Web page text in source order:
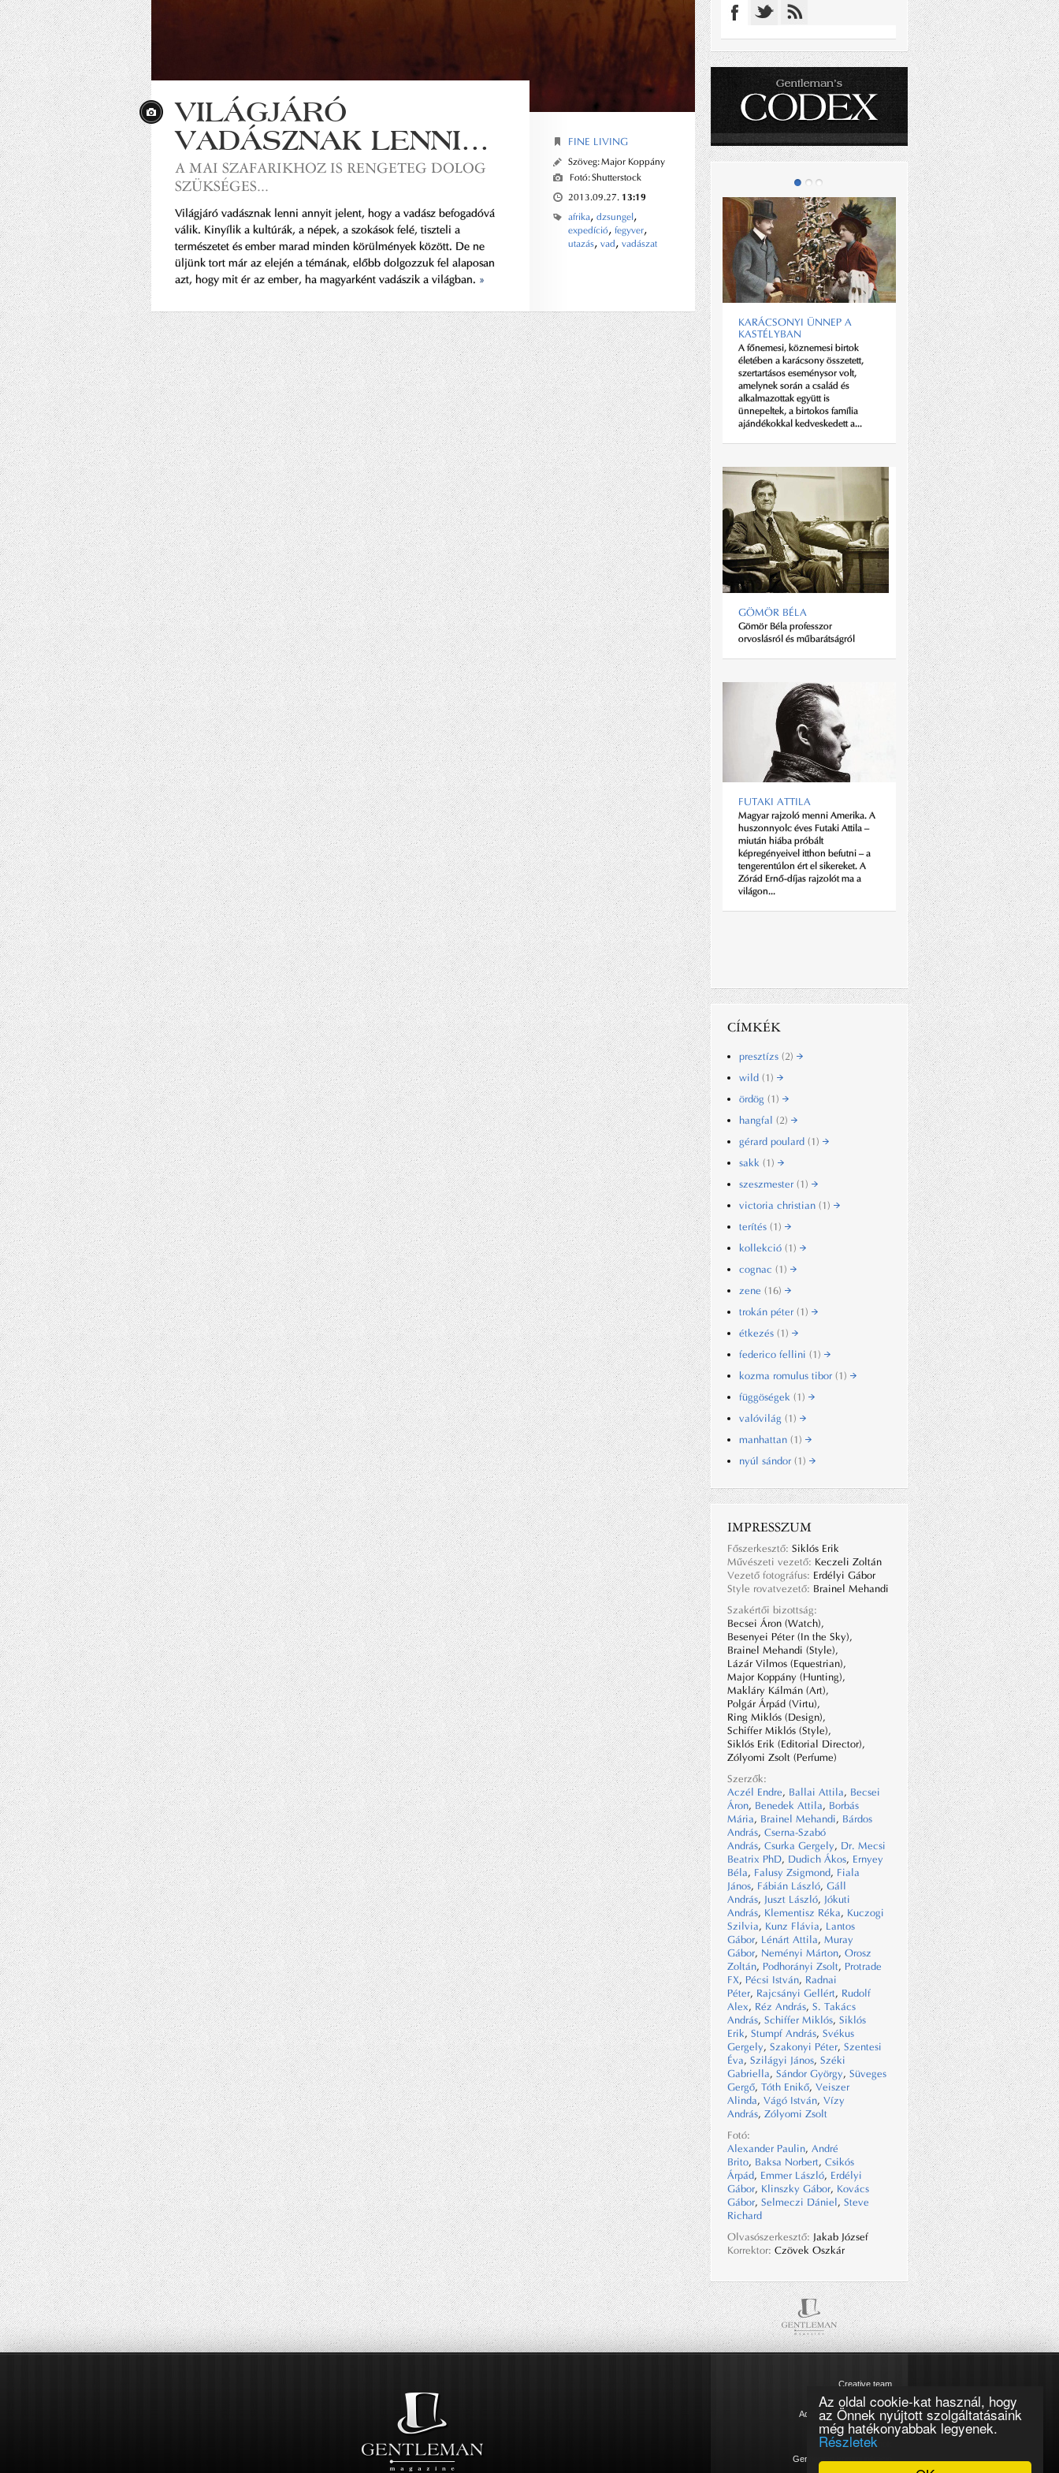
Az oldal cookie-kat használ, hogy
az Önnek nyújtott szolgáltatásaink
még hatékonyabbak legyenek.
Részletek
VILÁGJÁRÓ
VADÁSZNAK LENNI...
A MAI SZAFARIKHOZ IS RENGETEG DOLOG
SZÜKSÉGES...
Világjáró vadásznak lenni annyit jelent, hogy a vadász befogadóvá
válik. Kinyílik a kultúrák, a népek, a szokások felé, tiszteli a
természetet és ember marad minden körülmények között. De ne
üljünk tort már az elején a témának, előbb dolgozzuk fel alaposan
azt, hogy mit ér az ember, ha magyarként vadászik a világban. »
FINE LIVING
Szöveg:Major Koppány
Fotó:Shutterstock
2013.09.27. 13:19
afrika, dzsungel ,
expedíció, fegyver,
utazás, vad , vadászat
KARÁCSONYI ÜNNEP A
KASTÉLYBAN
A főnemesi, köznemesi birtok
életében a karácsony összetett,
szertartásos eseménysor volt,
amelynek során a család és
alkalmazottak együtt is
ünnepeltek, a birtokos família
ajándékokkal kedveskedett a...
GÖMÖR BÉLA
Gömör Béla professzor
orvoslásról és műbarátságról
FUTAKI ATTILA
Magyar rajzoló menni Amerika. A
huszonnyolc éves Futaki Attila –
miután hiába próbált
képregényeivel itthon befutni – a
tengerentúlon ért el sikereket. A
Zórád Ernő-díjas rajzolót ma a
világon...
TELJESSÉG IGÉNYÉVEL
A bölcsek szerint a tökéletesség
nem létezik, mégis törekedni kell
rá. Ezzel nagyjából le is írtuk a
svájci Breitling óragyár filozófiáját.
Technológiai forradalmárként
kezdték, mára pedig a név, a...
CARDIFFI FIÚ, SKÓT
GYÖKEREKKEL
Minőség és bizalom; közel
egyórás beszélgetésünk során ezt
a két szót mondta magyarul Nigel
Jones, a legnagyobb nem állami
tulajdonú magyarországi
munkáltató, a Tesco első embere.
A huszonkétezer főt...
STAN AHUJA
Közel 60 órányi szabás, illesztés,
igazítás, rögzítés és vasalás után
az élettelen szövetből megszületik
valami, amiben élet van, aminek
lelke van. Egy csepp az én...
CÍMKÉK
presztízs (2)
wild (1)
ördög (1)
hangfal (2)
gérard poulard (1)
sakk (1)
szeszmester (1)
victoria christian (1)
terítés (1)
kollekció (1)
cognac (1)
zene (16)
trokán péter (1)
étkezés (1)
federico fellini (1)
kozma romulus tibor (1)
függöségek (1)
valóvilág (1)
manhattan (1)
nyúl sándor (1)
IMPRESSZUM
Főszerkesztő: Siklós Erik
Művészeti vezető: Keczeli Zoltán
Vezető fotográfus: Erdélyi Gábor
Style rovatvezető: Brainel Mehandi
Szakértői bizottság:
Becsei Áron (Watch),
Besenyei Péter (In the Sky),
Brainel Mehandi (Style),
Lázár Vilmos (Equestrian),
Major Koppány (Hunting),
Makláry Kálmán (Art),
Polgár Árpád (Virtu),
Ring Miklós (Design),
Schiffer Miklós (Style),
Siklós Erik (Editorial Director),
Zólyomi Zsolt (Perfume)
Szerzők:
Aczél Endre, Ballai Attila, Becsei
Áron, Benedek Attila, Borbás
Mária, Brainel Mehandi, Bárdos
András, Cserna-Szabó
András, Csurka Gergely, Dr. Mecsi
Beatrix PhD, Dudich Ákos, Ernyey
Béla, Falusy Zsigmond, Fiala
János, Fábián László, Gáll
András, Juszt László, Jókuti
András, Klementisz Réka, Kuczogi
Szilvia, Kunz Flávia, Lantos
Gábor, Lénárt Attila, Muray
Gábor, Neményi Márton, Orosz
Zoltán, Podhorányi Zsolt, Protrade
FX, Pécsi István, Radnai
Péter, Rajcsányi Gellért, Rudolf
Alex, Réz András, S. Takács
András, Schiffer Miklós, Siklós
Erik, Stumpf András, Svékus
Gergely, Szakonyi Péter, Szentesi
Éva, Szilágyi János, Széki
Gabriella, Sándor György, Süveges
Gergő, Tóth Enikő, Veiszer
Alinda, Vágó István, Vízy
András, Zólyomi Zsolt
Fotó:
Alexander Paulin, André
Brito, Baksa Norbert, Csikós
Árpád, Emmer László, Erdélyi
Gábor, Klinszky Gábor, Kovács
Gábor, Selmeczi Dániel , Steve
Richard
Olvasószerkesztő: Jakab József
Korrektor: Czövek Oszkár
Creative team
Impresszum
Adatkezelési tájékoztató
Cookie szabályzat
Magazinok
Gentleman kommunikáció